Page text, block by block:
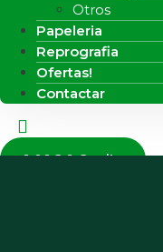
Otros
Papeleria
Reprografia
Ofertas!
Contactar
0.00€ 0 Carrito